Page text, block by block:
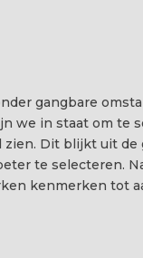
gangbare
we in staat om te
Dit blijkt uit
te selecteren.
kenmerken tot